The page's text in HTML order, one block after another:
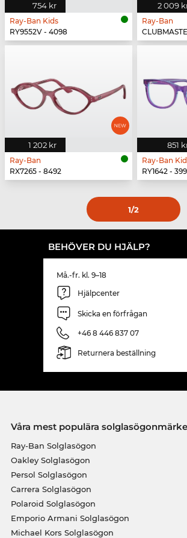
754 kr
Ray-Ban Kids
RY9552V - 4098
2 009
Ray-Ban
1 202 kr
Ray-Ban
RX7265 - 8492
851
Ray-Ban
RY1642 -
1/2
BEHÖVER DU HJÄLP?
Må.-fr. kl. 9–18
Hjälpcenter
Skicka en förfrågan
+46 8 446 837 07
Returnera beställning
Våra mest populära
Ray-Ban Solglasögon
Oakley Solglasögon
Persol Solglasögon
Carrera Solglasögon
Polaroid Solglasögon
Emporio Armani Solglasögon
Michael Kors Solglasögon